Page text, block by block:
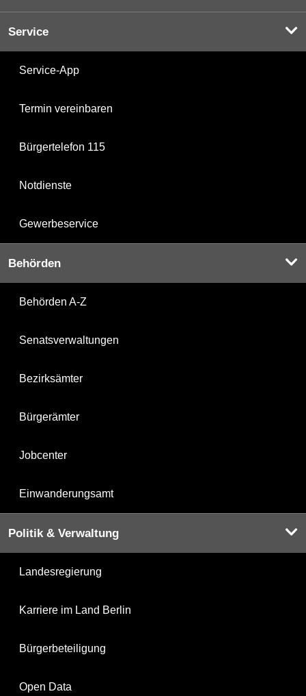
Service
Service-App
Termin vereinbaren
Bürgertelefon 115
Notdienste
Gewerbeservice
Behörden
Behörden A-Z
Senatsverwaltungen
Bezirksämter
Bürgerämter
Jobcenter
Einwanderungsamt
Politik & Verwaltung
Landesregierung
Karriere im Land Berlin
Bürgerbeteiligung
Open Data